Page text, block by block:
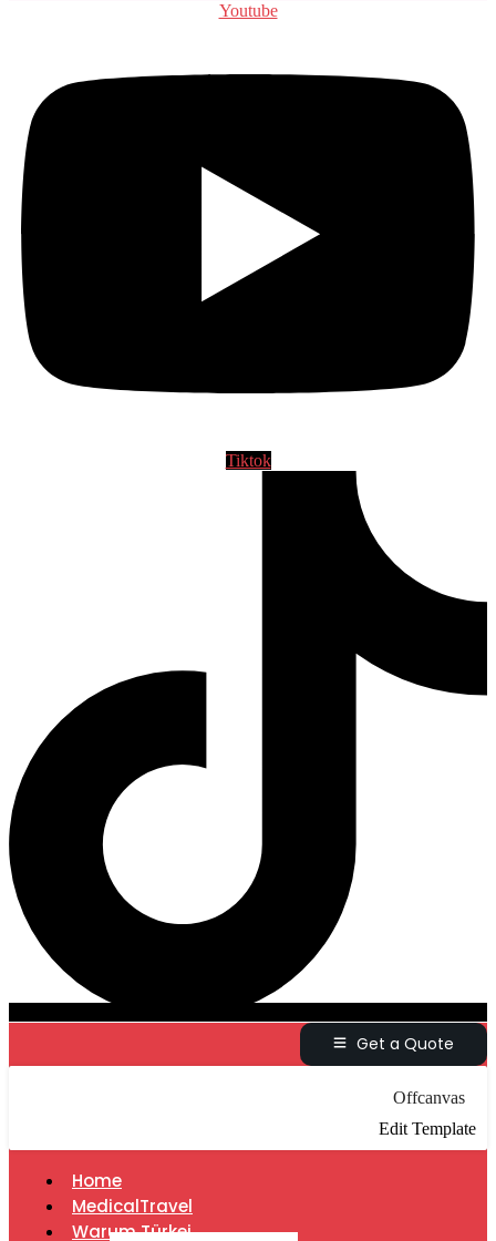
Youtube
Tiktok
Get a Quote
Offcanvas
Edit Template
Home
MedicalTravel
Warum Türkei